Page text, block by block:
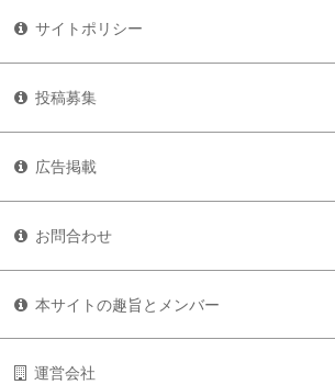
サイトポリシー
投稿募集
広告掲載
お問合わせ
本サイトの趣旨とメンバー
運営会社